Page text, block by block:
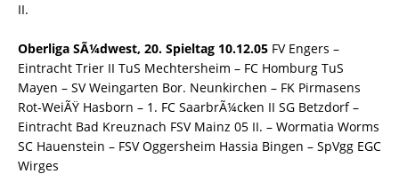
II.
Oberliga SÃ¼dwest, 20. Spieltag 10.12.05 FV Engers –
Eintracht Trier II TuS Mechtersheim – FC Homburg TuS
Mayen – SV Weingarten Bor. Neunkirchen – FK Pirmasens
Rot-WeiÃŸ Hasborn – 1. FC SaarbrÃ¼cken II SG Betzdorf –
Eintracht Bad Kreuznach FSV Mainz 05 II. – Wormatia Worms
SC Hauenstein – FSV Oggersheim Hassia Bingen – SpVgg EGC
Wirges